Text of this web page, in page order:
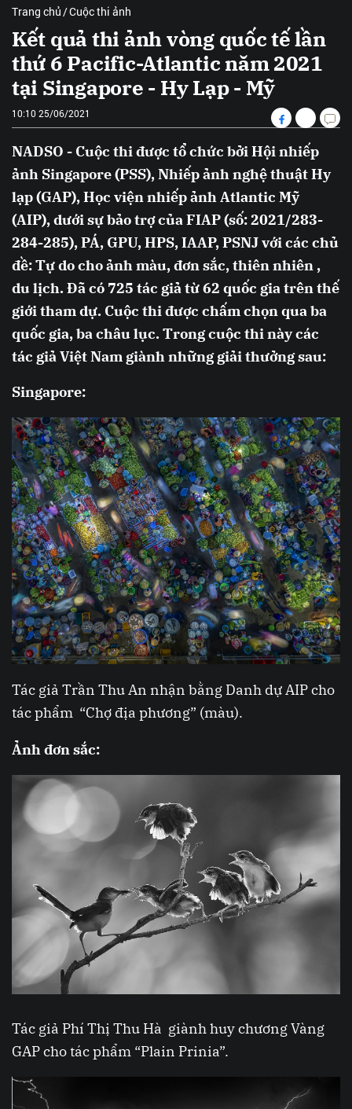
Trang chủ Cuộc thi ảnh
Kết quả thi ảnh vòng quốc tế lần
thứ 6 Pacific-Atlantic năm 2021
tại Singapore - Hy Lạp - Mỹ
10:10 25/06/2021
NADSO - Cuộc thi được tổ chức bởi Hội nhiếp
ảnh Singapore (PSS), Nhiếp ảnh nghệ thuật Hy
lạp (GAP), Học viện nhiếp ảnh Atlantic Mỹ
(AIP), dưới sự bảo trợ của FIAP (số: 2021/283-
284-285), PÁ, GPU, HPS, IAAP, PSNJ với các chủ
đề: Tự do cho ảnh màu, đơn sắc, thiên nhiên ,
du lịch. Đã có 725 tác giả từ 62 quốc gia trên thế
giới tham dự. Cuộc thi được chấm chọn qua ba
quốc gia, ba châu lục. Trong cuộc thi này các
tác giả Việt Nam giành những giải thưởng sau:
Singapore:
Tác giả Trần Thu An nhận bằng Danh dự AIP cho
tác phẩm “Chợ địa phương” (màu).
Ảnh đơn sắc:
Tác giả Phí Thị Thu Hà giành huy chương Vàng
GAP cho tác phẩm “Plain Prinia”.